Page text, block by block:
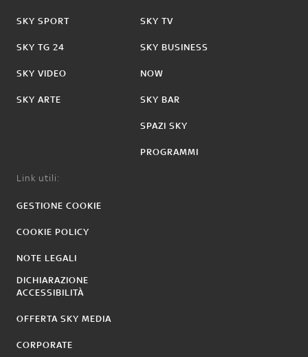
SKY SPORT
SKY TG 24
SKY VIDEO
SKY ARTE
SKY TV
SKY BUSINESS
NOW
SKY BAR
SPAZI SKY
PROGRAMMI
Link utili:
GESTIONE COOKIE
COOKIE POLICY
NOTE LEGALI
DICHIARAZIONE
ACCESSIBILITÀ
OFFERTA SKY MEDIA
CORPORATE